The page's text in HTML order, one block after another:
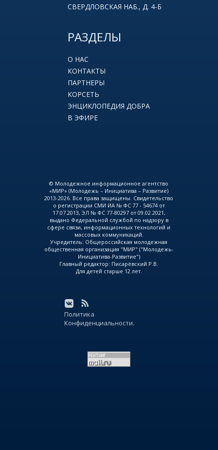
СВЕРДЛОВСКАЯ НАБ., Д. 4-Б
РАЗДЕЛЫ
О НАС
КОНТАКТЫ
ПАРТНЕРЫ
КОРСЕТЬ
ЭНЦИКЛОПЕДИЯ ДОБРА
В ЭФИРЕ
© Молодежное информационное агентство
«МИР» (Молодежь – Инициатива – Развитие)
2013-2026. Все права защищены. Свидетельство
о регистрации СМИ ИА № ФС 77 - 54674 от
17.07.2013, ЭЛ № ФС 77-80297 от 09.02.2021,
выдано Федеральной службой по надзору в
сфере связи, информационных технологий и
массовых коммуникаций.
Учредитель: Общероссийская молодежная
общественная организация "МИР" ("Молодежь-
Инициатива-Развитие")
Главный редактор: Писарёвский Р.В.
Для детей старше 12 лет.
Политика
Конфиденциальности.